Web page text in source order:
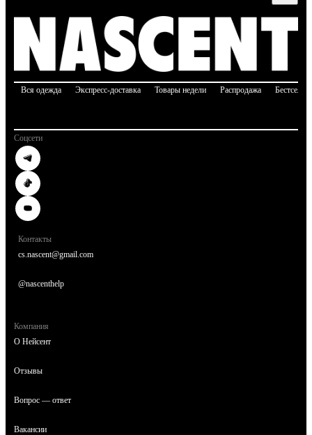
Вся одежда Экспресс-доставка Товары недели Распродажа
Соцсети
Контакты
cs.nascent@gmail.com
@nascenthelp
Компания
О Нейсент
Отзывы
Вопрос — ответ
Вакансии